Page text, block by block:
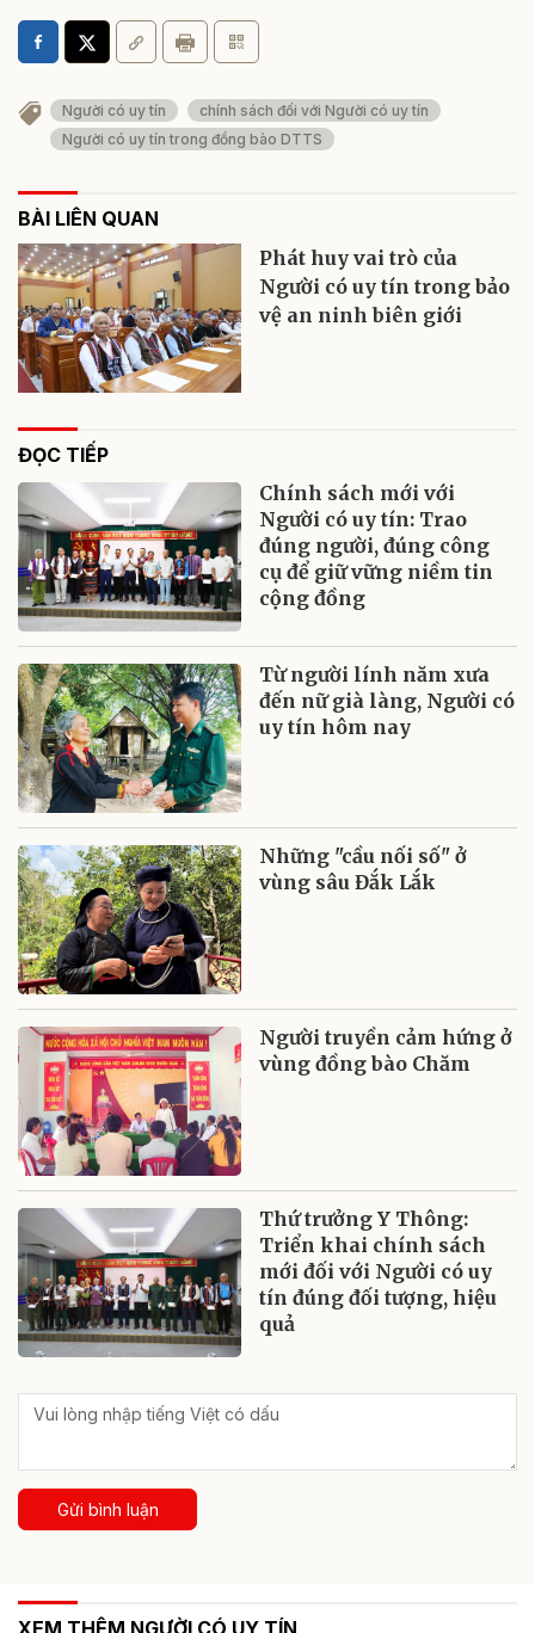
Người có uy tín
chính sách đối với Người có uy tín
Người có uy tín trong đồng bào DTTS
BÀI LIÊN QUAN
Phát huy vai trò của
Người có uy tín trong bảo
vệ an ninh biên giới
ĐỌC TIẾP
Chính sách mới với
Người có uy tín: Trao
đúng người, đúng công
cụ để giữ vững niềm tin
cộng đồng
Từ người lính năm xưa
đến nữ già làng, Người có
uy tín hôm nay
Những "cầu nối số" ở
vùng sâu Đắk Lắk
Người truyền cảm hứng ở
vùng đồng bào Chăm
Thứ trưởng Y Thông:
Triển khai chính sách
mới đối với Người có uy
tín đúng đối tượng, hiệu
quả
Gửi bình luận
XEM THÊM NGƯỜI CÓ UY TÍN